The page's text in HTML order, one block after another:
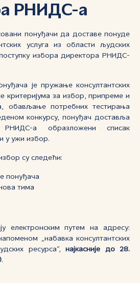
РНИДС-а
понуђачи да доставе понуде
услуга из области људских
избора директора РНИДС-
је пружање консултантских
критеријума за избор, припреме и
обављање потребних тестирања
конкурсу, понуђач доставља
а образложени списак
у ужи избор.
су следећи:
понуђача
тима
eлeктрoнским путeм нa aдрeсу:
„набавка консултантских
ресурса“,нajкaсниje дo 28.
.